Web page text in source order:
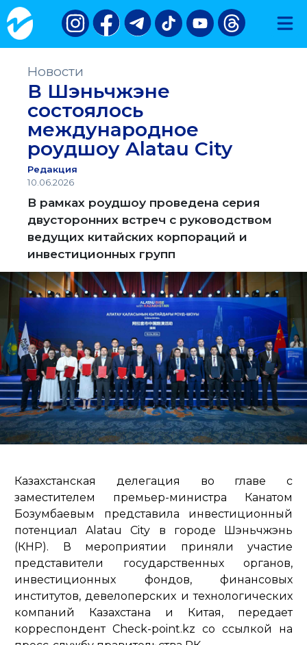
Новости
В Шэньчжэне
состоялось
международное
роудшоу Alatau City
Редакция
10.06.2026
В рамках роудшоу проведена серия
двусторонних встреч с руководством
ведущих китайских корпораций и
инвестиционных групп
Казахстанская делегация во главе с
заместителем премьер-министра Канатом
Бозумбаевым представила инвестиционный
потенциал Alatau City в городе Шэньчжэнь
(КНР). В мероприятии приняли участие
представители государственных органов,
инвестиционных фондов, финансовых
институтов, девелоперских и технологических
компаний Казахстана и Китая, передает
корреспондент Check-point.kz со ссылкой на